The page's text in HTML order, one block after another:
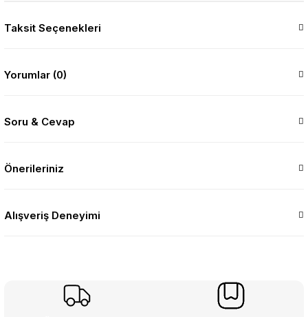
Taksit Seçenekleri
Yorumlar (0)
Soru & Cevap
Önerileriniz
Alışveriş Deneyimi